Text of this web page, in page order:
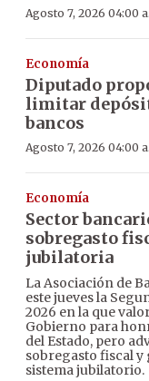
Agosto 7, 2026 04:00
Economía
Diputado
limitar
bancos
Agosto 7, 2026 04:00
Economía
Sector
sobregasto
jubilatoria
La Asociación de
este jueves la
2026 en la que
Gobierno para
del Estado, pero
sobregasto fiscal
sistema jubilatorio.